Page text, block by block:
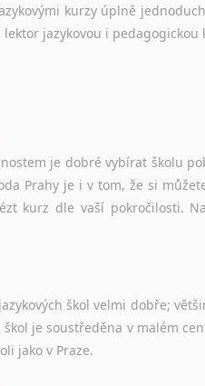
kurzy úplně
jazykovou i pedagogickou
je dobré vybírat školu
Prahy je i v tom, že si
kurz dle vaší pokročilosti.
škol velmi dobře;
je soustředěna v malém
jako v Praze.